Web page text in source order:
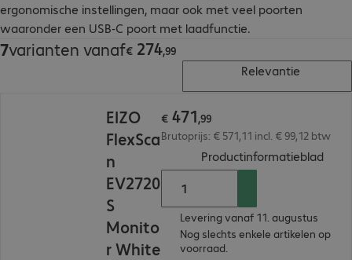
ergonomische instellingen, maar ook met veel poorten
waaronder een USB-C poort met laadfunctie.
7varianten vanaf€ 274,99
€ 274,99
Relevantie
EIZO
FlexSca
n
EV2720
S
Monito
r White
€ 471,99
Brutoprijs: € 571,11 incl. € 99,12 btw
Productinformatieblad
Levering vanaf 11. augustus
Nog slechts enkele artikelen op
voorraad.